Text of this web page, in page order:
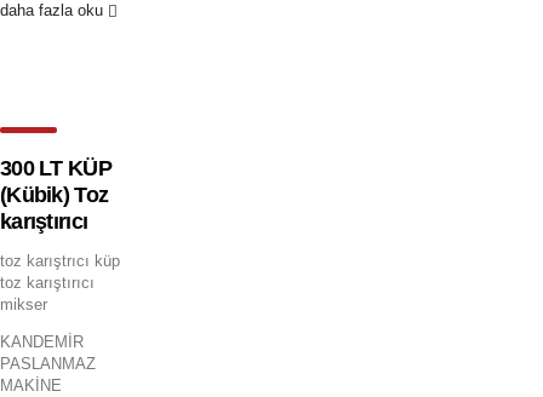
daha fazla oku
300 LT KÜP
(Kübik) Toz
karıştırıcı
toz karıştrıcı küp
toz karıştırıcı
mikser
KANDEMİR
PASLANMAZ
MAKİNE